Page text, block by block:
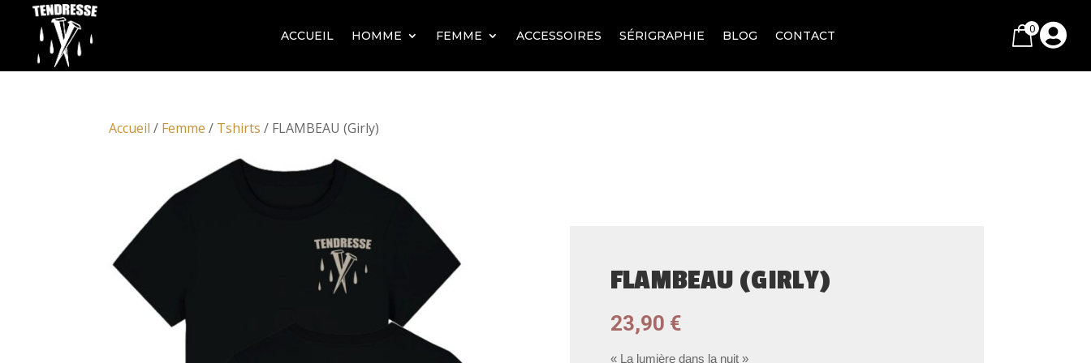
ACCUEIL HOMME FEMME ACCESSOIRES SÉRIGRAPHIE BLOG CONTACT 0 
Accueil / Femme / Tshirts / FLAMBEAU (Girly)
FLAMBEAU (GIRLY)
23,90 €
« La lumière dans la nuit »